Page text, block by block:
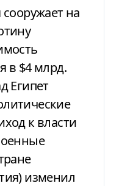
на
в $4 млрд.
Египет
к власти
изменил